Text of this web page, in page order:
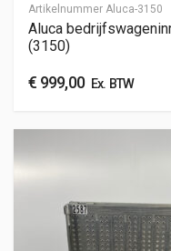
Artikelnummer Aluca-3150
Aluca
(3150)
€ 999,00Ex. BTW